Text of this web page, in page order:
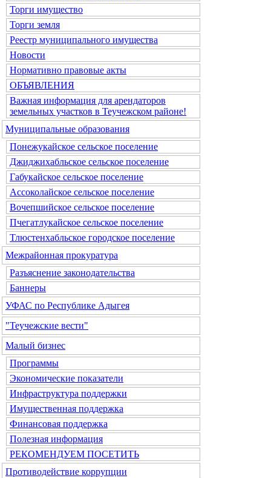
Торги имущество
Торги земля
Реестр муниципального имущества
Новости
Нормативно правовые акты
ОБЪЯВЛЕНИЯ
Важная информация для арендаторов
земельных участков в Теучежском районе!
Муниципальные образования
Понежукайское сельское поселение
Джиджихабльское сельское поселение
Габукайское сельское поселение
Ассоколайское сельское поселение
Вочепшийское сельское поселение
Пчегатлукайское сельское поселение
Тлюстенхабльское городское поселение
Межрайонная прокуратура
Разъяснение законодательства
Баннеры
УФАС по Республике Адыгея
"Теучежские вести"
Малый бизнес
Программы
Экономические показатели
Инфраструктура поддержки
Имущественная поддержка
Финансовая поддержка
Полезная информация
РЕКОМЕНДУЕМ ПОСЕТИТЬ
Противодействие коррупции